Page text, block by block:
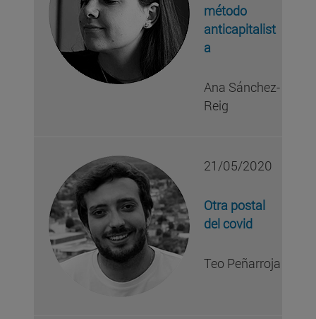
método
anticapitalist
a
Ana Sánchez-
Reig
21/05/2020
Otra postal
del covid
Teo Peñarroja